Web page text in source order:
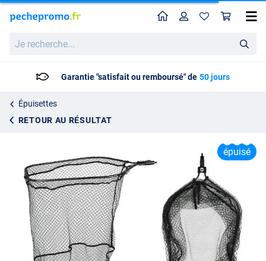
recherche...
HomeProfil
Garantie "satisfait ou remboursé" de 50 jours
Épuisettes
RETOUR AU RÉSULTAT
Tête d'épuisette Spro Freestyle Flick Net Head Carbon
épuisé